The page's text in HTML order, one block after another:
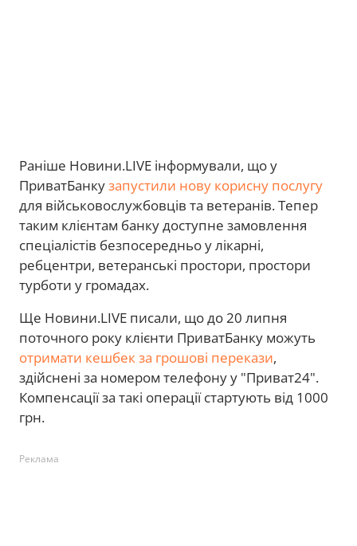
Раніше Новини.LIVE інформували, що у
ПриватБанкузапустили нову корисну послугу
для військовослужбовців та ветеранів. Тепер
таким клієнтам банку доступне замовлення
спеціалістів безпосередньо у лікарні,
ребцентри, ветеранські простори, простори
турботи у громадах.
Ще Новини.LIVE писали, що до 20 липня
поточного року клієнти ПриватБанку можуть
отримати кешбек за грошові перекази,
здійснені за номером телефону у "Приват24".
Компенсації за такі операції стартують від 1000
грн.
Реклама